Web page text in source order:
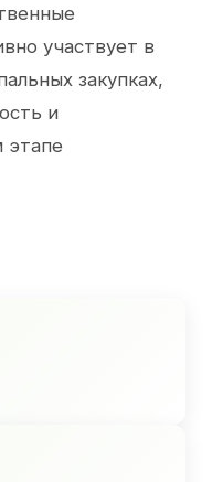
участвует в
закупках,
и
этапе